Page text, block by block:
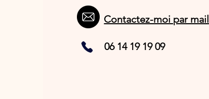
Contactez-moi par mail
06 14 19 19 09